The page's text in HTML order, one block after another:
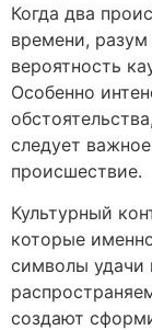
Когда два
времени,
вероятность
Особенно
следует
происшествие.
Культурный
которые
символы удачи
создают